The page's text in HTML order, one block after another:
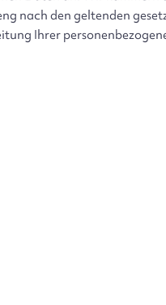
nach den geltenden
Ihrer